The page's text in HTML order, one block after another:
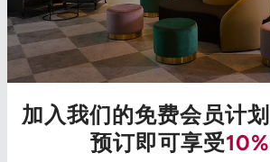
加入我们的免费会员计
预订即可享受10%